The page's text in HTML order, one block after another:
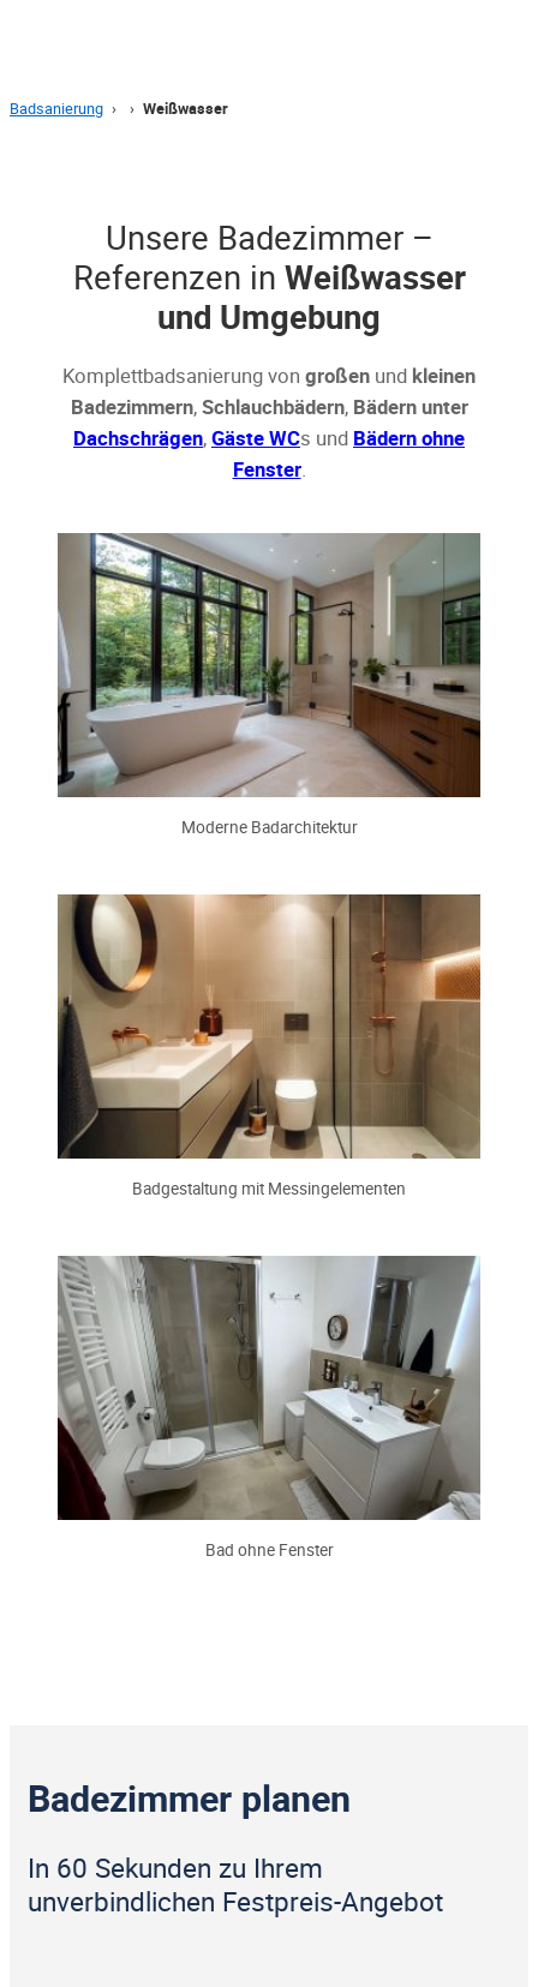
Badsanierung › › Weißwasser
Unsere Badezimmer –
Referenzen in Weißwasser
und Umgebung
Komplettbadsanierung von großen und kleinen
Badezimmern,Schlauchbädern, Bädern unter
Dachschrägen,Gäste WCs und Bädern ohne
Fenster.
Moderne Badarchitektur
Badgestaltung mit Messingelementen
Bad ohne Fenster
Badezimmer planen
In 60 Sekunden zu Ihrem
unverbindlichen Festpreis-Angebot